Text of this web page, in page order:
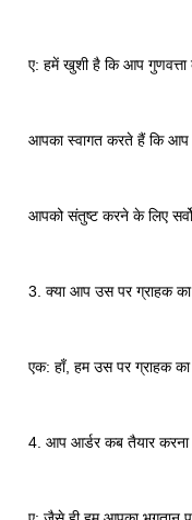
ए: हमें खुशी है कि आप
आपका स्वागत करते हैं कि आप
आपको संतुष्ट करने के लिए
3. क्या आप उस पर ग्राहक
एक: हाँ, हम उस पर ग्राहक
4. आप आर्डर कब तैयार